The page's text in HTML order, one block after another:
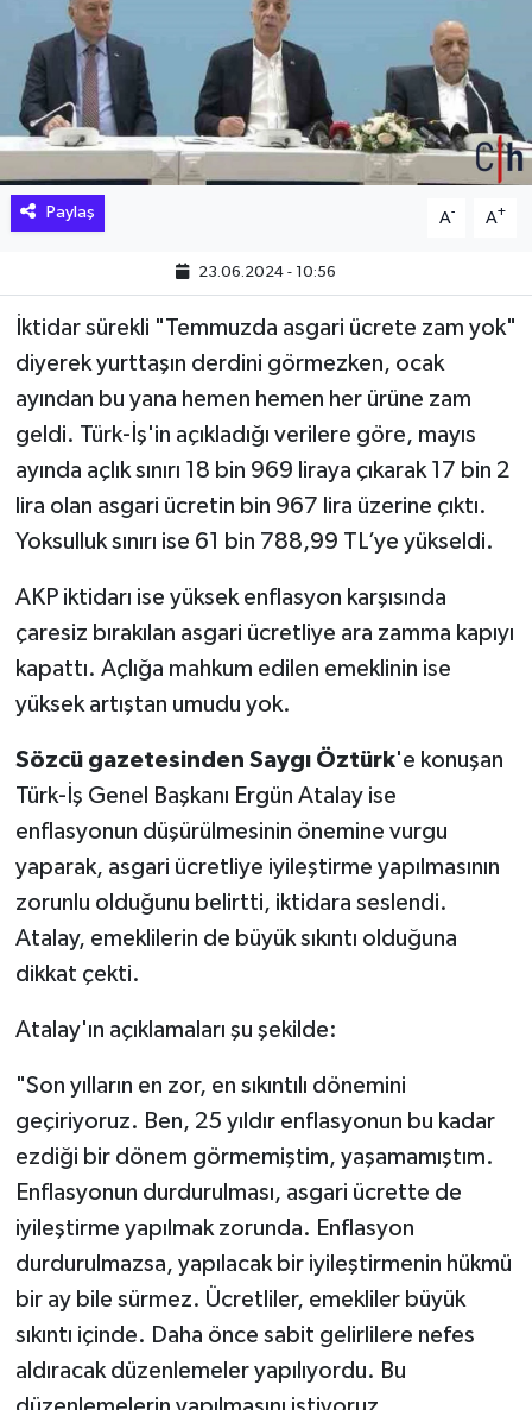
Paylaş A- A+
23.06.2024 - 10:56
İktidar sürekli "Temmuzda asgari ücrete zam yok"
diyerek yurttaşın derdini görmezken, ocak
ayından bu yana hemen hemen her ürüne zam
geldi. Türk-İş'in açıkladığı verilere göre, mayıs
ayında açlık sınırı 18 bin 969 liraya çıkarak 17 bin 2
lira olan asgari ücretin bin 967 lira üzerine çıktı.
Yoksulluk sınırı ise 61 bin 788,99 TL’ye yükseldi.
AKP iktidarı ise yüksek enflasyon karşısında
çaresiz bırakılan asgari ücretliye ara zamma kapıyı
kapattı. Açlığa mahkum edilen emeklinin ise
yüksek artıştan umudu yok.
Sözcü gazetesinden Saygı Öztürk'e konuşan
Türk-İş Genel Başkanı Ergün Atalay ise
enflasyonun düşürülmesinin önemine vurgu
yaparak, asgari ücretliye iyileştirme yapılmasının
zorunlu olduğunu belirtti, iktidara seslendi.
Atalay, emeklilerin de büyük sıkıntı olduğuna
dikkat çekti.
Atalay'ın açıklamaları şu şekilde:
"Son yılların en zor, en sıkıntılı dönemini
geçiriyoruz. Ben, 25 yıldır enflasyonun bu kadar
ezdiği bir dönem görmemiştim, yaşamamıştım.
Enflasyonun durdurulması, asgari ücrette de
iyileştirme yapılmak zorunda. Enflasyon
durdurulmazsa, yapılacak bir iyileştirmenin hükmü
bir ay bile sürmez. Ücretliler, emekliler büyük
sıkıntı içinde. Daha önce sabit gelirlilere nefes
aldıracak düzenlemeler yapılıyordu. Bu
KÜLTÜR SANAT
MAGAZİN
MAKALE
POLİTİKA
SAĞLIK
SİYASET
SPOR
TARİH
YAŞAM